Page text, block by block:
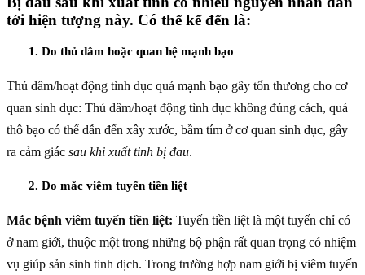
tới hiện tượng này. Có thể kể đến là:
1. Do thủ dâm hoặc quan hệ mạnh bạo
Thủ dâm/hoạt động tình dục quá mạnh bạo gây tổn thương cho cơ
quan sinh dục: Thủ dâm/hoạt động tình dục không đúng cách, quá
thô bạo có thể dẫn đến xây xước, bầm tím ở cơ quan sinh dục, gây
ra cảm giác sau khi xuất tinh bị đau.
2. Do mắc viêm tuyến tiền liệt
Mắc bệnh viêm tuyến tiền liệt: Tuyến tiền liệt là một tuyến chỉ có
ở nam giới, thuộc một trong những bộ phận rất quan trọng có nhiệm
vụ giúp sản sinh tinh dịch. Trong trường hợp nam giới bị viêm tuyến